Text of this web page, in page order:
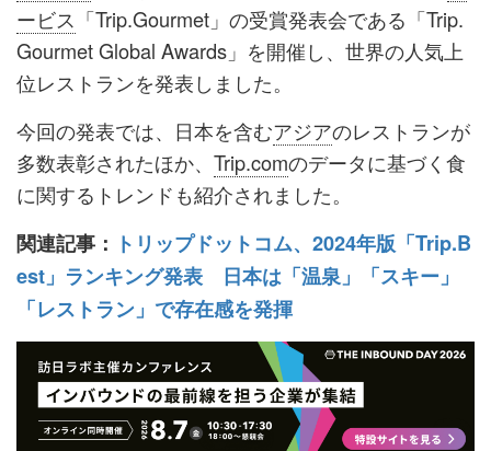
ービス 「Trip.Gourmet」の受賞発表会である「Trip.
Gourmet Global Awards」を開催し、世界の人気上
位レストランを発表しました。
今回の発表では、日本を含むアジアのレストランが
多数表彰されたほか、 Trip.comのデータに基づく食
に関するトレンドも紹介されました。
関連記事： トリップドットコム、2024年版「Trip.B
est」ランキング発表 日本は「温泉」「スキー」
「レストラン」で存在感を発揮